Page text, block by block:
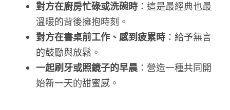
對方在廚房忙碌或洗碗時 ：這是最經典也最
溫暖的背後擁抱時刻。
對方在書桌前工作、感到疲累時 ：給予無言
的鼓勵與放鬆。
一起刷牙或照鏡子的早晨：營造一種共同開
始新一天的甜蜜感。